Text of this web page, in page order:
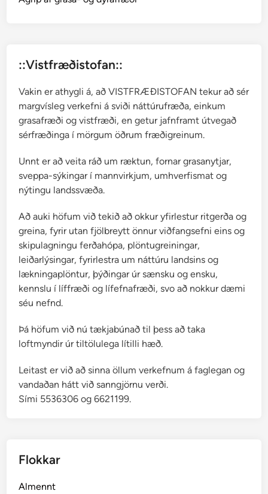
::Vistfræðistofan::
Vakin er athygli á, að VISTFRÆÐISTOFAN tekur að sér
margvísleg verkefni á sviði náttúrufræða, einkum
grasafræði og vistfræði, en getur jafnframt útvegað
sérfræðinga í mörgum öðrum fræðigreinum.
Unnt er að veita ráð um ræktun, fornar grasanytjar,
sveppa-sýkingar í mannvirkjum, umhverfismat og
nýtingu landssvæða.
Að auki höfum við tekið að okkur yfirlestur ritgerða og
greina, fyrir utan fjölbreytt önnur viðfangsefni eins og
skipulagningu ferðahópa, plöntugreiningar,
leiðarlýsingar, fyrirlestra um náttúru landsins og
lækningaplöntur, þýðingar úr sænsku og ensku,
kennslu í líffræði og lífefnafræði, svo að nokkur dæmi
séu nefnd.
Þá höfum við nú tækjabúnað til þess að taka
loftmyndir úr tiltölulega lítilli hæð.
Leitast er við að sinna öllum verkefnum á faglegan og
vandaðan hátt við sanngjörnu verði.
Sími 5536306 og 6621199.
Flokkar
Almennt